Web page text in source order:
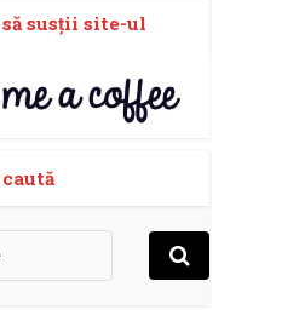
susţii site-ul
caută